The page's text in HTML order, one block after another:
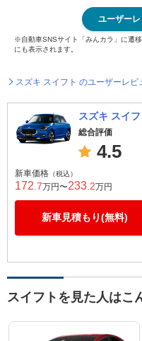
ユーザー
※自動車SNSサイト「みんカラ」に遷
にも表示されます。
スズキ スイフト のユーザーレ
スズキ スイフ
総合評価
4.5
新車価格 （税込）
172 .7万円〜233 .2万円
新車見積もり(無料)
スイフトを見た人はこ